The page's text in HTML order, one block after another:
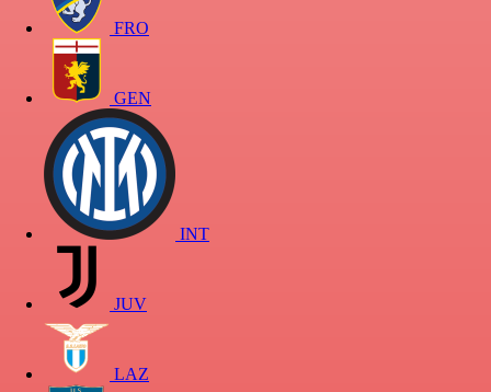
FRO
GEN
INT
JUV
LAZ